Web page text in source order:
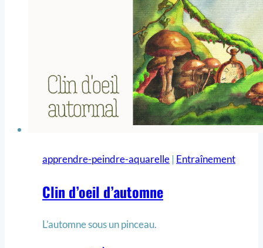
apprendre-peindre-aquarelle | Entraînement
Clin d’oeil d’automne
L’automne sous un pinceau.